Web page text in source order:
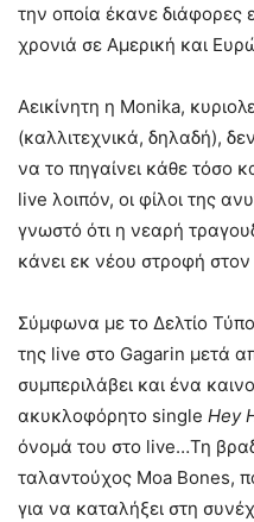
την οποία έκανε διάφορες
χρονιά σε Αμερική και
Αεικίνητη η Monika,
(καλλιτεχνικά, δηλαδή),
να το πηγαίνει κάθε τόσο
live λοιπόν, οι φίλοι της
γνωστό ότι η νεαρή
κάνει εκ νέου στροφή
Σύμφωνα με το Δελτίο
της live στο Gagarin μετά
συμπεριλάβει και ένα
ακυκλοφόρητο single Hey
όνομά του στο live…Τη
ταλαντούχος Moa Bones,
για να καταλήξει στη